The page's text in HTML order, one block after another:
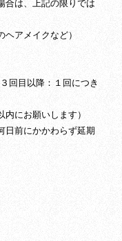
合は、上記の限りでは
ヘアメイクなど）
回目以降：１回につき
内にお願いします）
日前にかかわらず延期